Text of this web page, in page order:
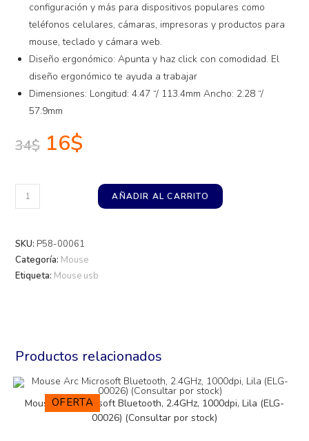
configuración y más para dispositivos populares como
teléfonos celulares, cámaras, impresoras y productos para
mouse, teclado y cámara web.
Diseño ergonómico: Apunta y haz click con comodidad. El
diseño ergonómico te ayuda a trabajar
Dimensiones: Longitud: 4.47 “/ 113.4mm Ancho: 2.28 “/
57.9mm
34$ 16$
AÑADIR AL CARRITO
SKU: P58-00061
Categoría: Mouse
Etiqueta: Mouse usb
Productos relacionados
OFERTA
Mouse Arc Microsoft Bluetooth, 2.4GHz, 1000dpi, Lila (ELG-
00026) (Consultar por stock)